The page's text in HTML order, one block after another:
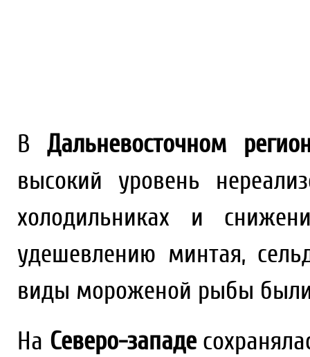
В Дальневосточном
высокий уровень
холодильниках и
удешевлению минтая,
виды мороженой рыбы
На Северо-западе